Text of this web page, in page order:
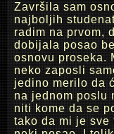
Završila sam
najboljih
radim na prvom,
dobijala posao
osnovu proseka.
neko zaposli
jedino merilo da
na jednom poslu
niti kome da se
tako da mi je sve